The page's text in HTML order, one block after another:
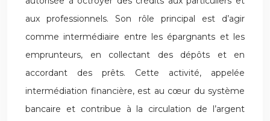
aux professionnels. Son rôle principal est d’agir
comme intermédiaire entre les épargnants et les
emprunteurs, en collectant des dépôts et en
accordant des prêts. Cette activité, appelée
intermédiation financière, est au cœur du système
bancaire et contribue à la circulation de l’argent